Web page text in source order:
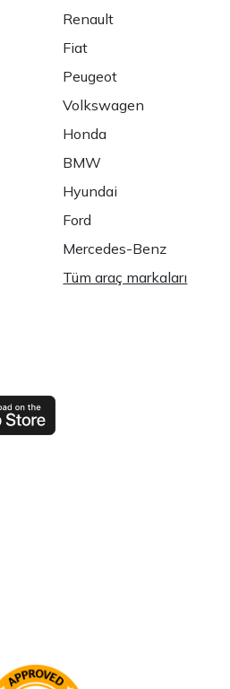
Renault
Fiat
Peugeot
Volkswagen
Honda
BMW
Hyundai
Ford
Mercedes-Benz
Tüm araç markaları